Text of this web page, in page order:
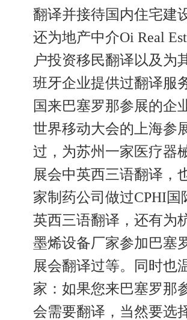
翻译并接待国内住宅建
还为地产中介Oi Real
户投资移民翻译以及为
班牙企业提供过翻译服
国来巴塞罗那参展的企
世界移动大会的上海参
过，为苏州一家医疗器
展会中英西三语翻译，
家制药公司做过CPHI国
英西三语翻译，还有为
墨烯设备厂家参加巴塞
展会翻译过等。同时也
家：如果您来巴塞罗那
会需要翻译，当然要选